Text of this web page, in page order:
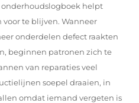
helpt
te blijven. Wanneer
onderdelen defect raakten
beginnen patronen zich te
van reparaties veel
soepel draaien, in
omdat iemand vergeten is